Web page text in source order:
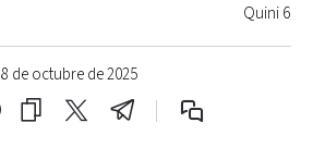
8 de octubre de 2025
Quini 6